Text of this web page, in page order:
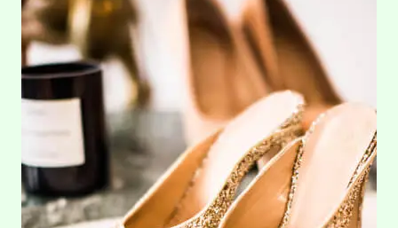
New Arrivals
Política de Privacidade
Shop
Termos e Condições